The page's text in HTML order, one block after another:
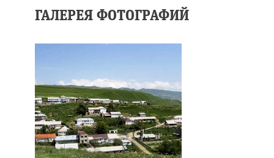
ГАЛЕРЕЯ ФОТОГРАФИЙ